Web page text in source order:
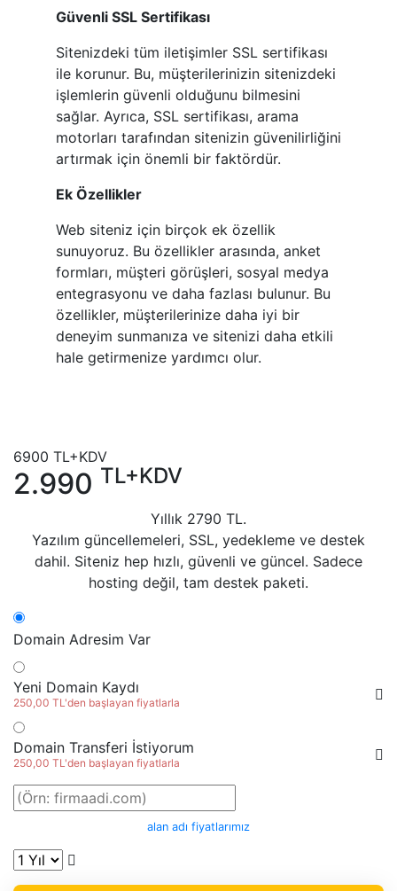
Güvenli SSL Sertifikası
Sitenizdeki tüm iletişimler SSL sertifikası
ile korunur. Bu, müşterilerinizin sitenizdeki
işlemlerin güvenli olduğunu bilmesini
sağlar. Ayrıca, SSL sertifikası, arama
motorları tarafından sitenizin güvenilirliğini
artırmak için önemli bir faktördür.
Ek Özellikler
Web siteniz için birçok ek özellik
sunuyoruz. Bu özellikler arasında, anket
formları, müşteri görüşleri, sosyal medya
entegrasyonu ve daha fazlası bulunur. Bu
özellikler, müşterilerinize daha iyi bir
deneyim sunmanıza ve sitenizi daha etkili
hale getirmenize yardımcı olur.
6900 TL+KDV
2.990 TL+KDV
Yıllık 2790 TL.
Yazılım güncellemeleri, SSL, yedekleme ve destek
dahil. Siteniz hep hızlı, güvenli ve güncel. Sadece
hosting değil, tam destek paketi.
Domain Adresim Var
Yeni Domain Kaydı
250,00 TL'den başlayan fiyatlarla
Domain Transferi İstiyorum
250,00 TL'den başlayan fiyatlarla
alan adı fiyatlarımız